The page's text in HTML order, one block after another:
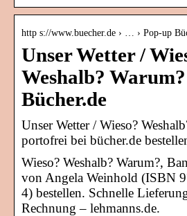
http s://www.buecher.de › … › Pop-up
Unser Wetter /
Weshalb?
Bücher.de
Unser Wetter / Wieso?
portofrei bei bücher.de
Wieso? Weshalb? Warum?,
von Angela Weinhold (ISBN
4) bestellen. Schnelle
Rechnung – lehmanns.de.